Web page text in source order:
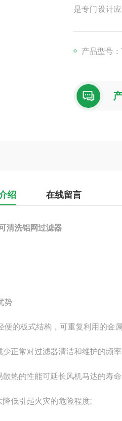
是专门设计
产品型号
绍 在线留言
清洗铝网过滤器
势
便的板式结构，可重复利用的金
少正常对过滤器清洁和维护的频
散热的性能可延长风机马达的寿命
降低引起火灾的危险程度;